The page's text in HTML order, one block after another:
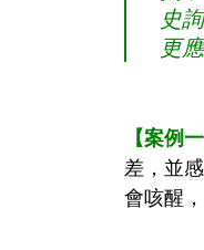
史
更
【案例一
差，並
會咳醒